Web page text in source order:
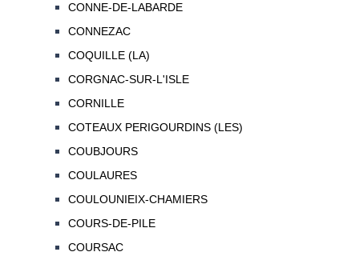
CONNE-DE-LABARDE
CONNEZAC
COQUILLE (LA)
CORGNAC-SUR-L'ISLE
CORNILLE
COTEAUX PERIGOURDINS (LES)
COUBJOURS
COULAURES
COULOUNIEIX-CHAMIERS
COURS-DE-PILE
COURSAC